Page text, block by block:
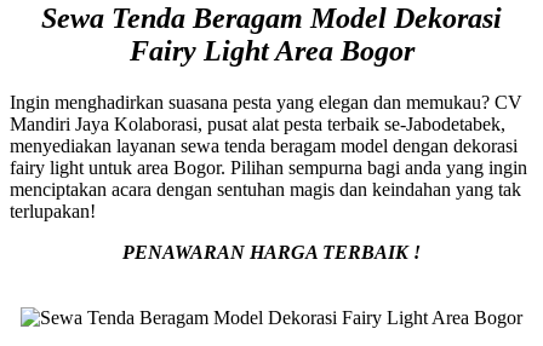
Sewa Tenda Beragam Model Dekorasi
Fairy Light Area Bogor
Ingin menghadirkan suasana pesta yang elegan dan memukau? CV
Mandiri Jaya Kolaborasi, pusat alat pesta terbaik se-Jabodetabek,
menyediakan layanan sewa tenda beragam model dengan dekorasi
fairy light untuk area Bogor. Pilihan sempurna bagi anda yang ingin
menciptakan acara dengan sentuhan magis dan keindahan yang tak
terlupakan!
PENAWARAN HARGA TERBAIK !